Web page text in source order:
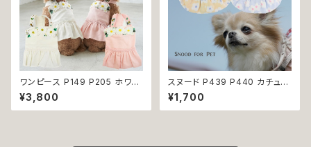
ワンピース P149 P205 ホワイ
ト ピンク フラワー ハンドメイド
Bee パステル コットン dog ウ
ェア ドッグ ウェア ドッグウエア
の子 スカート 花 蜂 ストーン ビ
¥3,800
スヌード P439 P440 カチュー
シャ ブルー イエロー 花 フラワ
ー ドッグウェア うさ耳 たれ耳
うさみみ ドッグ ウェア ドッグウ
汚れ防止 返品交換不可
¥1,700